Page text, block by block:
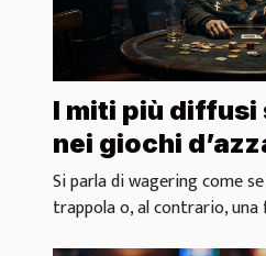
I miti più diffusi
nei giochi
Si parla di wagering come
trappola o, al contrario,